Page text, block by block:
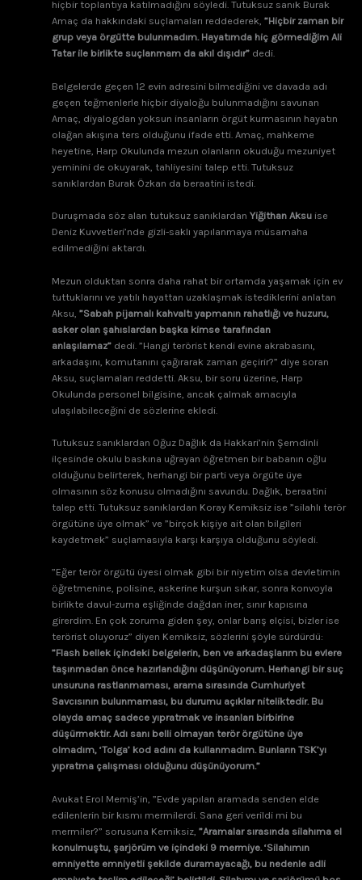
hiçbir toplantıya katılmadığını söyledi. Tutuksuz sanık Burak
Amaç da hakkındaki suçlamaları reddederek, ”Hiçbir zaman bir
grup veya örgütte bulunmadım. Hayatımda hiç görmediğim Ali
Tatar ile birlikte suçlanmam da akıl dışıdır” dedi.
Belgelerde geçen 12 evin adresini bilmediğini ve davada adı
geçen teğmenlerle hiçbir diyaloğu bulunmadığını savunan
Amaç, diyalogdan yoksun insanların örgüt kurmasının hayatın
olağan akışına ters olduğunu ifade etti. Amaç, mahkeme
heyetine, Harp Okulunda mezun olanların okuduğu mezuniyet
yeminini de okuyarak, tahliyesini talep etti. Tutuksuz
sanıklardan Burak Özkan da beraatini istedi.
Duruşmada söz alan tutuksuz sanıklardan Yiğithan Aksu ise
Deniz Kuvvetleri’nde gizli-saklı yapılanmaya müsamaha
edilmediğini aktardı.
Mezun olduktan sonra daha rahat bir ortamda yaşamak için ev
tuttuklarını ve yatılı hayattan uzaklaşmak istediklerini anlatan
Aksu, ”Sabah pijamalı kahvaltı yapmanın rahatlığı ve huzuru,
asker olan şahıslardan başka kimse tarafından
anlaşılamaz” dedi. ”Hangi terörist kendi evine akrabasını,
arkadaşını, komutanını çağırarak zaman geçirir?” diye soran
Aksu, suçlamaları reddetti. Aksu, bir soru üzerine, Harp
Okulunda personel bilgisine, ancak çalmak amacıyla
ulaşılabileceğini de sözlerine ekledi.
Tutuksuz sanıklardan Oğuz Dağlık da Hakkari’nin Şemdinli
ilçesinde okulu baskına uğrayan öğretmen bir babanın oğlu
olduğunu belirterek, herhangi bir parti veya örgüte üye
olmasının söz konusu olmadığını savundu. Dağlık, beraatini
talep etti. Tutuksuz sanıklardan Koray Kemiksiz ise ”silahlı terör
örgütüne üye olmak” ve ”birçok kişiye ait olan bilgileri
kaydetmek” suçlamasıyla karşı karşıya olduğunu söyledi.
”Eğer terör örgütü üyesi olmak gibi bir niyetim olsa devletimin
öğretmenine, polisine, askerine kurşun sıkar, sonra konvoyla
birlikte davul-zurna eşliğinde dağdan iner, sınır kapısına
girerdim. En çok zoruma giden şey, onlar barış elçisi, bizler ise
terörist oluyoruz” diyen Kemiksiz, sözlerini şöyle sürdürdü:
”Flash bellek içindeki belgelerin, ben ve arkadaşlarım bu evlere
taşınmadan önce hazırlandığını düşünüyorum. Herhangi bir suç
unsuruna rastlanmaması, arama sırasında Cumhuriyet
Savcısının bulunmaması, bu durumu açıklar niteliktedir. Bu
olayda amaç sadece yıpratmak ve insanları birbirine
düşürmektir. Adı sanı belli olmayan terör örgütüne üye
olmadım, ‘Tolga’ kod adını da kullanmadım. Bunların TSK’yı
yıpratma çalışması olduğunu düşünüyorum.”
Avukat Erol Memiş’in, ”Evde yapılan aramada senden elde
edilenlerin bir kısmı mermilerdi. Sana geri verildi mi bu
mermiler?” sorusuna Kemiksiz, ”Aramalar sırasında silahıma el
konulmuştu, şarjörüm ve içindeki 9 mermiye. ‘Silahımın
emniyette emniyetli şekilde duramayacağı, bu nedenle adli